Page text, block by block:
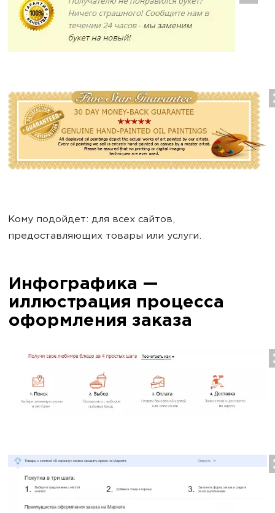
Кому подойдет: для всех сайтов,
предоставляющих товары или услуги.
Инфографика —
иллюстрация процесса
оформления заказа